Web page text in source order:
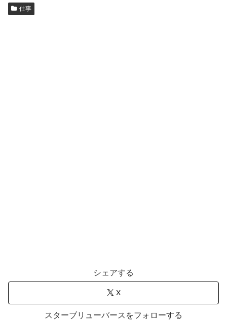
仕事
シェアする
X
スターブリューバースをフォローする